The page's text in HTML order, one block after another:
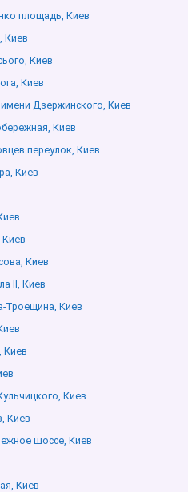
площадь, Киев
Киев
Киев
Киев
Дзержинского, Киев
Киев
переулок, Киев
Киев
Киев
ІІ, Киев
Троещина, Киев
Киев
Киев
Киев
шоссе, Киев
Киев